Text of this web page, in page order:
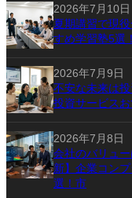
2026年7月10日
夏期講習で現
すめ学習塾5選！
2026年7月9日
不安な未来は
投資サービスお
2026年7月8日
会社のバリュ
新】企業コン
選！市